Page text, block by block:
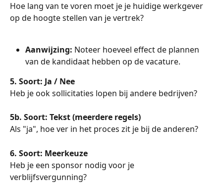
Hoe lang van te voren moet je je huidige werkgever
op de hoogte stellen van je vertrek?
Aanwijzing: Noteer hoeveel effect de plannen
van de kandidaat hebben op de vacature.
5. Soort: Ja / Nee
Heb je ook sollicitaties lopen bij andere bedrijven?
5b. Soort: Tekst (meerdere regels)
Als "ja", hoe ver in het proces zit je bij de anderen?
6. Soort: Meerkeuze
Heb je een sponsor nodig voor je
verblijfsvergunning?